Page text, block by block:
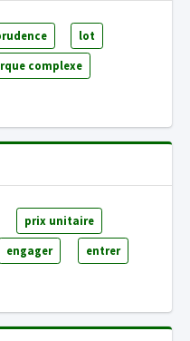
lot
complexe
prix unitaire
engager entrer